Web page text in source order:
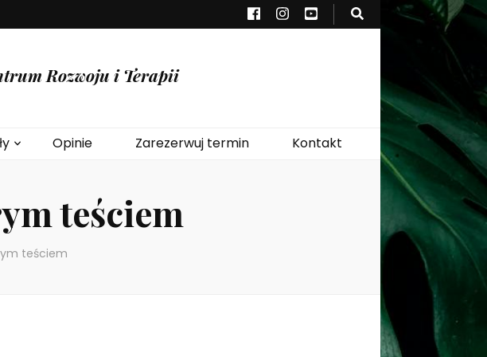
Rozwoju i Terapii
Opinie Zarezerwuj termin Kontakt
teściem
teściem